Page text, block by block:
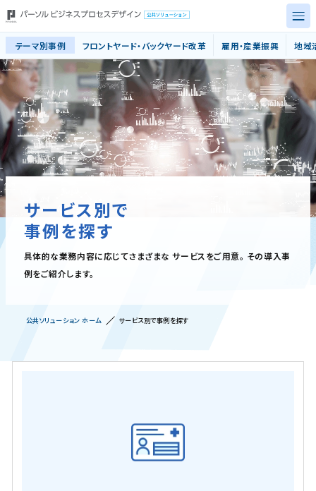
具体的な業務内容や支援メニューか
トップページ
テーマ別事例
サービス別事例
自治体規模別
導入事例
テーマ別事例 フロントヤード・バックヤード改革 雇用・産業振興 地域
サービス別で
事例を探す
具体的な業務内容に応じてさまざまな サービスをご用意。 その導入事
例をご紹介します。
公共ソリューション ホーム サービス別で事例を探す